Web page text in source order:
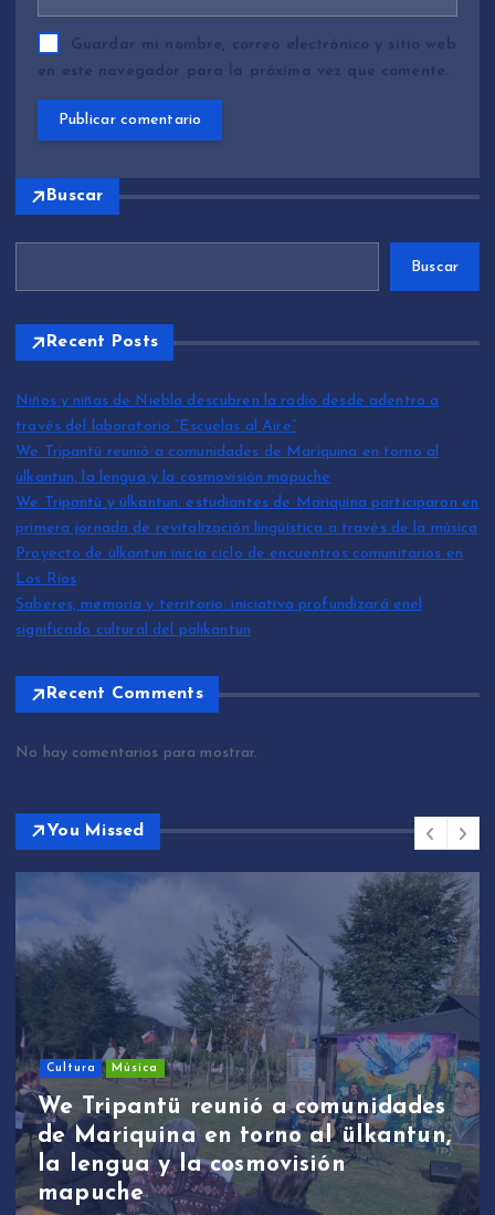
Guardar mi nombre, correo electrónico y sitio web
en este navegador para la próxima vez que comente.
Buscar
Buscar
Recent Posts
Niños y niñas de Niebla descubren la radio desde adentro a
través del laboratorio “Escuelas al Aire”
We Tripantü reunió a comunidades de Mariquina en torno al
ülkantun, la lengua y la cosmovisión mapuche
We Tripantü y ülkantun: estudiantes de Mariquina participaron en
primera jornada de revitalización lingüística a través de la música
Proyecto de ülkantun inicia ciclo de encuentros comunitarios en
Los Ríos
Saberes, memoria y territorio: iniciativa profundizará enel
significado cultural del palikantun
Recent Comments
No hay comentarios para mostrar.
You Missed
Cultura Música
We Tripantü reunió a comunidades
de Mariquina en torno al ülkantun,
la lengua y la cosmovisión
mapuche